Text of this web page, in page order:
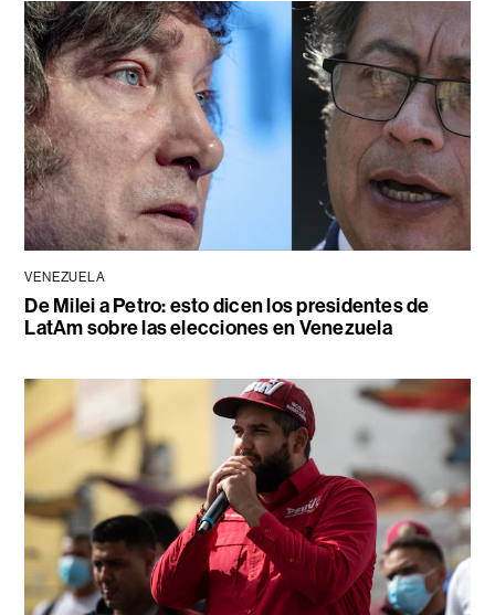
VENEZUELA
De Milei a Petro: esto dicen los presidentes de
LatAm sobre las elecciones en Venezuela